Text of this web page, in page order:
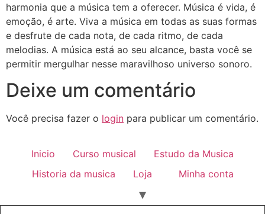
harmonia que a música tem a oferecer. Música é vida, é
emoção, é arte. Viva a música em todas as suas formas
e desfrute de cada nota, de cada ritmo, de cada
melodias. A música está ao seu alcance, basta você se
permitir mergulhar nesse maravilhoso universo sonoro.
Deixe um comentário
Você precisa fazer o login para publicar um comentário.
Inicio Curso musical
Estudo da Musica
Historia da musica
Loja Minha conta